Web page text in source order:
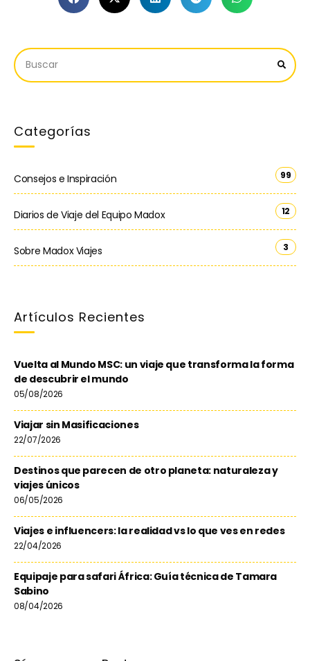
Categorías
Consejos e Inspiración 99
Diarios de Viaje del Equipo Madox 12
Sobre Madox Viajes 3
Artículos Recientes
Vuelta al Mundo MSC: un viaje que transforma la forma
de descubrir el mundo
05/08/2026
Viajar sin Masificaciones
22/07/2026
Destinos que parecen de otro planeta: naturaleza y
viajes únicos
06/05/2026
Viajes e influencers: la realidad vs lo que ves en redes
22/04/2026
Equipaje para safari África: Guía técnica de Tamara
Sabino
08/04/2026